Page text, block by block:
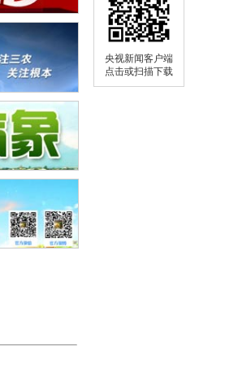
央视新闻客户端
点击或扫描下载